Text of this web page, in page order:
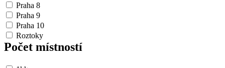
Praha 8
Praha 9
Praha 10
Roztoky
Počet místností